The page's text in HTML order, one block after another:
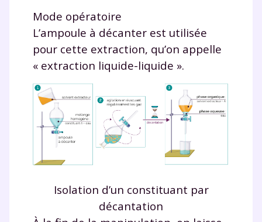
Mode opératoire
L’ampoule à décanter est utilisée
pour cette extraction, qu’on appelle
« extraction liquide-liquide ».
Isolation d’un constituant par
décantation